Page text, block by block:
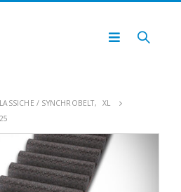
/ SYNCHROBELT,
XL